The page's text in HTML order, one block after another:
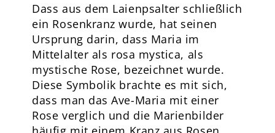
Dass aus dem Laienpsalter schließlich
ein Rosenkranz wurde, hat seinen
Ursprung darin, dass Maria im
Mittelalter als rosa mystica, als
mystische Rose, bezeichnet wurde.
Diese Symbolik brachte es mit sich,
dass man das Ave-Maria mit einer
Rose verglich und die Marienbilder